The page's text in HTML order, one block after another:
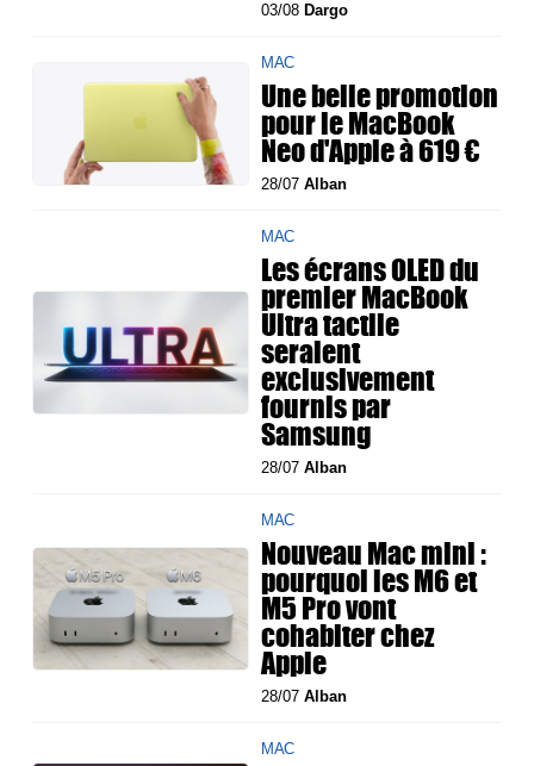
03/08 Dargo
MAC
Une belle promotion
pour le MacBook
Neo d'Apple à 619 €
28/07Alban
MAC
Les écrans OLED du
premier MacBook
Ultra tactile
seraient
exclusivement
fournis par
Samsung
28/07Alban
MAC
Nouveau Mac mini :
pourquoi les M6 et
M5 Pro vont
cohabiter chez
Apple
28/07Alban
MAC